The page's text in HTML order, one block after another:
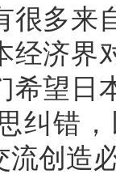
很多来
经济界
希望日
纠错
流创造